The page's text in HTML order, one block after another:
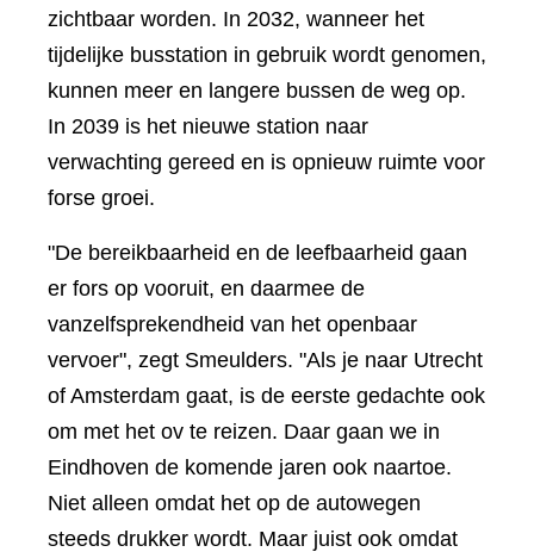
zichtbaar worden. In 2032, wanneer het
tijdelijke busstation in gebruik wordt genomen,
kunnen meer en langere bussen de weg op.
In 2039 is het nieuwe station naar
verwachting gereed en is opnieuw ruimte voor
forse groei.
"De bereikbaarheid en de leefbaarheid gaan
er fors op vooruit, en daarmee de
vanzelfsprekendheid van het openbaar
vervoer", zegt Smeulders. "Als je naar Utrecht
of Amsterdam gaat, is de eerste gedachte ook
om met het ov te reizen. Daar gaan we in
Eindhoven de komende jaren ook naartoe.
Niet alleen omdat het op de autowegen
steeds drukker wordt. Maar juist ook omdat